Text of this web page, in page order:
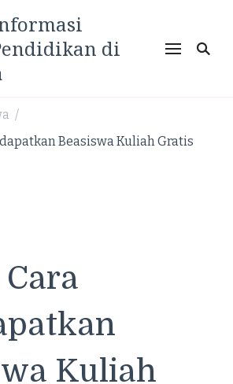
di
/
Beasiswa Kuliah Gratis
Kuliah